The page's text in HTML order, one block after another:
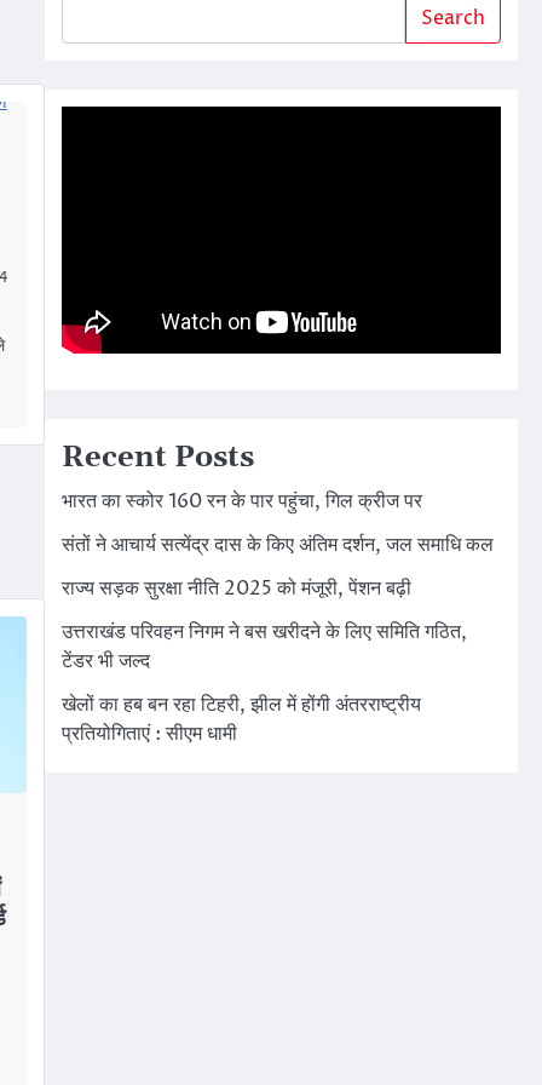
Search
Recent Posts
भारत का स्कोर 160 रन के पार पहुंचा, गिल क्रीज पर
संतों ने आचार्य सत्येंद्र दास के किए अंतिम दर्शन, जल समाधि कल
राज्य सड़क सुरक्षा नीति 2025 को मंजूरी, पेंशन बढ़ी
उत्तराखंड परिवहन निगम ने बस खरीदने के लिए समिति गठित,
टेंडर भी जल्द
खेलों का हब बन रहा टिहरी, झील में होंगी अंतरराष्ट्रीय
प्रतियोगिताएं : सीएम धामी